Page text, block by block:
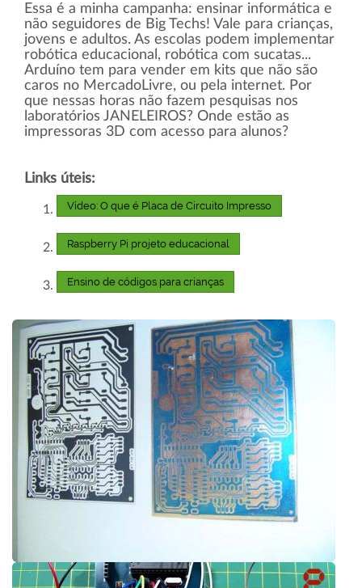
Essa é a minha campanha: ensinar informática e
não seguidores de Big Techs! Vale para crianças,
jovens e adultos. As escolas podem implementar
robótica educacional, robótica com sucatas...
Arduíno tem para vender em kits que não são
caros no MercadoLivre, ou pela internet. Por
que nessas horas não fazem pesquisas nos
laboratórios JANELEIROS? Onde estão as
impressoras 3D com acesso para alunos?
Links úteis:
Vídeo: O que é Placa de Circuito Impresso
Raspberry Pi projeto educacional
Ensino de códigos para crianças